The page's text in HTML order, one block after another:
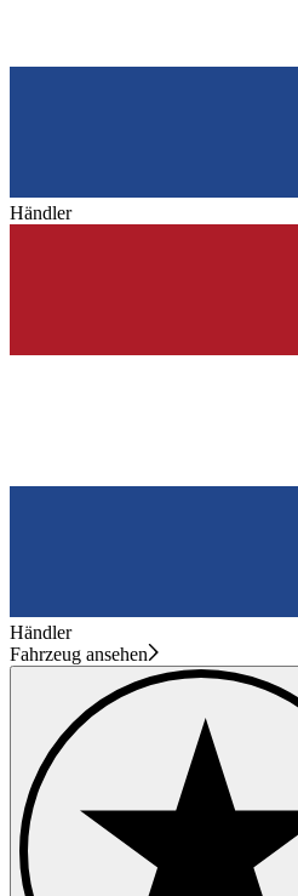
Händler
Händler
Fahrzeug ansehen